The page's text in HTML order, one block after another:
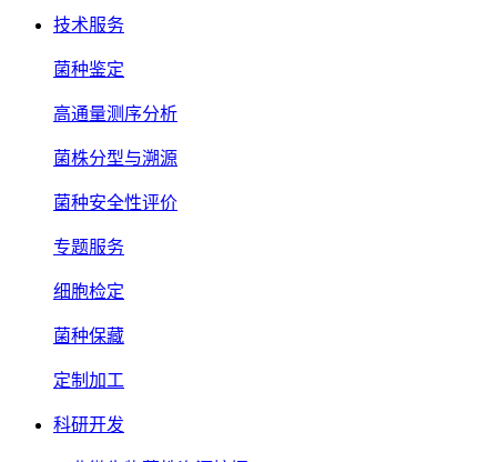
技术服务
菌种鉴定
高通量测序分析
菌株分型与溯源
菌种安全性评价
专题服务
细胞检定
菌种保藏
定制加工
科研开发